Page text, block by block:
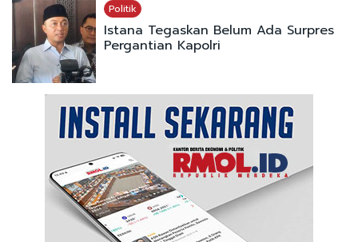
Politik
Istana Tegaskan Belum Ada Surpres
Pergantian Kapolri